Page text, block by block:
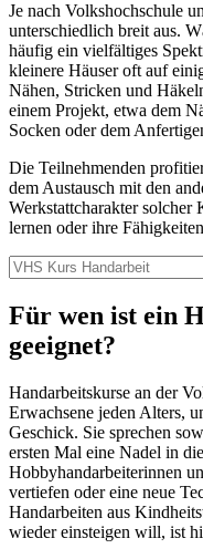
Je nach Volkshochschule
unterschiedlich breit aus.
häufig ein vielfältiges
kleinere Häuser oft auf
Nähen, Stricken und
einem Projekt, etwa dem
Socken oder dem
Die Teilnehmenden
dem Austausch mit den
Werkstattcharakter solcher
lernen oder ihre
Für wen ist ein
geeignet?
Handarbeitskurse an der
Erwachsene jeden Alters,
Geschick. Sie sprechen
ersten Mal eine Nadel in
Hobbyhandarbeiterinnen
vertiefen oder eine neue
Handarbeiten aus
wieder einsteigen will, ist